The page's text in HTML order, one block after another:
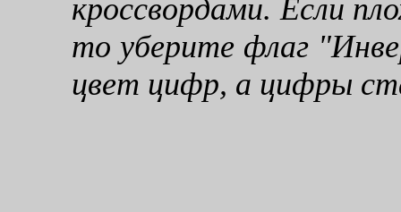
кроссвордами. Если
то уберите флаг
цвет цифр, а цифры